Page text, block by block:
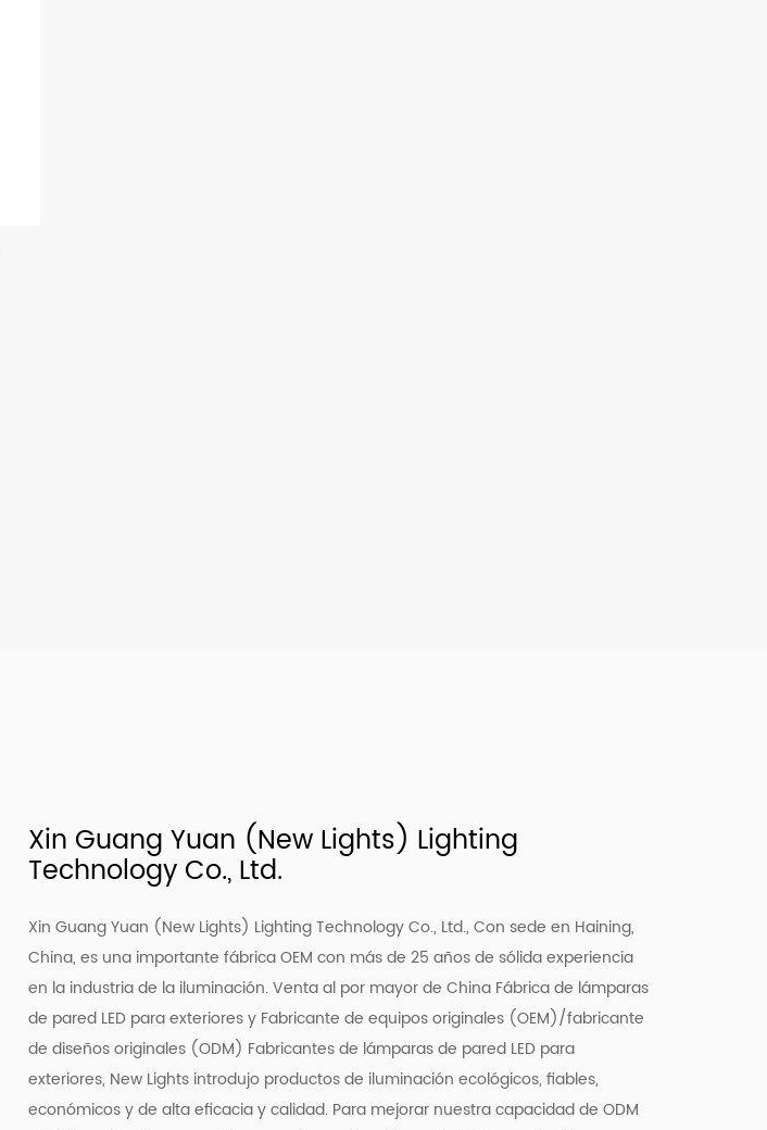
Xin Guang Yuan (New Lights) Lighting
Technology Co., Ltd.
Xin Guang Yuan (New Lights) Lighting Technology Co., Ltd., Con sede en Haining,
China, es una importante fábrica OEM con más de 25 años de sólida experiencia
en la industria de la iluminación.Venta al por mayor de China Fábrica de lámparas
de pared LED para exterioresy Fabricante de equipos originales (OEM)/fabricante
de diseños originales (ODM) Fabricantes de lámparas de pared LED para
exteriores, New Lights introdujo productos de iluminación ecológicos, fiables,
económicos y de alta eficacia y calidad. Para mejorar nuestra capacidad de ODM